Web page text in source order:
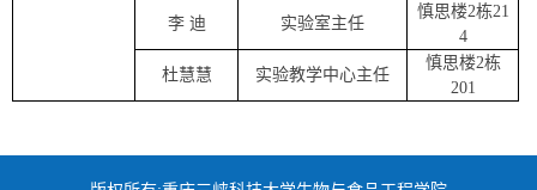
李 迪 实验室主任
慎思楼2栋21
4
杜慧慧 实验教学中心主任
慎思楼2栋
201